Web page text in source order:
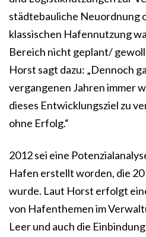
städtebauliche Neuordnung
klassischen Hafennutzung
Bereich nicht geplant/
Horst sagt dazu: „Dennoch
vergangenen Jahren immer
dieses Entwicklungsziel zu
ohne Erfolg.“
2012 sei eine
Hafen erstellt worden, die
wurde. Laut Horst erfolgt
von Hafenthemen im
Leer und auch die